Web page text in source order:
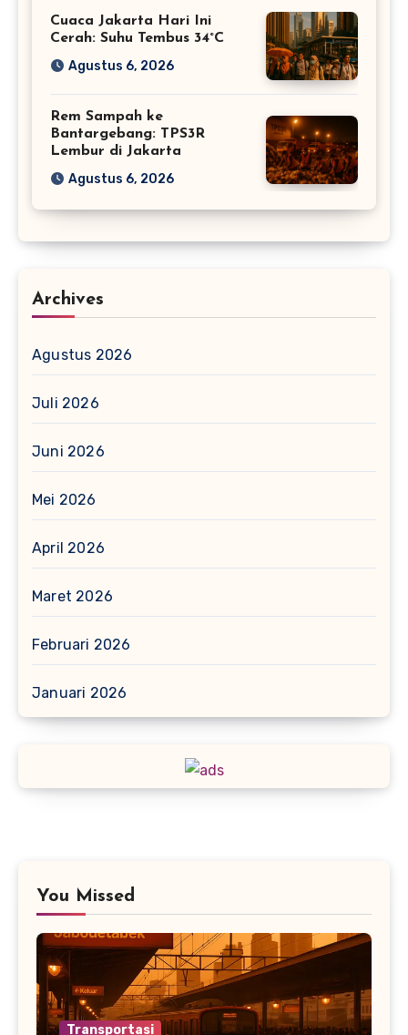
Cuaca Jakarta Hari Ini
Cerah: Suhu Tembus 34°C
Agustus 6, 2026
Rem Sampah ke
Bantargebang: TPS3R
Lembur di Jakarta
Agustus 6, 2026
Archives
Agustus 2026
Juli 2026
Juni 2026
Mei 2026
April 2026
Maret 2026
Februari 2026
Januari 2026
You Missed
Transportasi